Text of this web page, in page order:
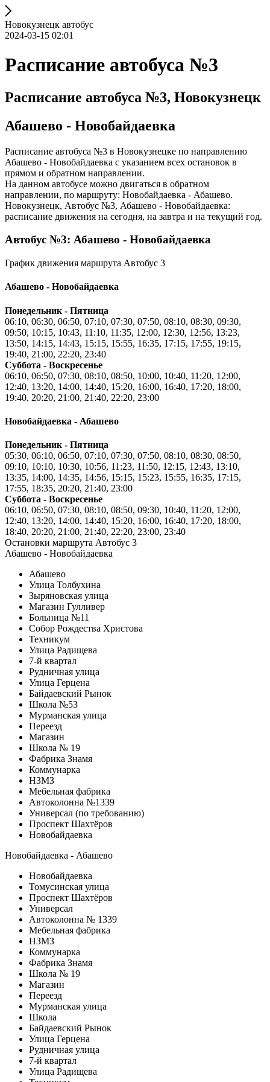
Новокузнецк автобус
2024-03-15 02:01
Расписание автобуса №3
Расписание автобуса №3, Новокузнецк
Абашево - Новобайдаевка
Расписание автобуса №3 в Новокузнецке по направлению
Абашево - Новобайдаевка с указанием всех остановок в
прямом и обратном направлении.
На данном автобусе можно двигаться в обратном
направлении, по маршруту: Новобайдаевка - Абашево.
Новокузнецк, Автобус №3, Абашево - Новобайдаевка:
расписание движения на сегодня, на завтра и на текущий год.
Автобус №3: Абашево - Новобайдаевка
График движения маршрута Автобус 3
Абашево - Новобайдаевка
Понедельник - Пятница
06:10, 06:30, 06:50, 07:10, 07:30, 07:50, 08:10, 08:30, 09:30,
09:50, 10:15, 10:43, 11:10, 11:35, 12:00, 12:30, 12:56, 13:23,
13:50, 14:15, 14:43, 15:15, 15:55, 16:35, 17:15, 17:55, 19:15,
19:40, 21:00, 22:20, 23:40
Суббота - Воскресенье
06:10, 06:50, 07:30, 08:10, 08:50, 10:00, 10:40, 11:20, 12:00,
12:40, 13:20, 14:00, 14:40, 15:20, 16:00, 16:40, 17:20, 18:00,
19:40, 20:20, 21:00, 21:40, 22:20, 23:00
Новобайдаевка - Абашево
Понедельник - Пятница
05:30, 06:10, 06:50, 07:10, 07:30, 07:50, 08:10, 08:30, 08:50,
09:10, 10:10, 10:30, 10:56, 11:23, 11:50, 12:15, 12:43, 13:10,
13:35, 14:00, 14:35, 14:56, 15:15, 15:23, 15:55, 16:35, 17:15,
17:55, 18:35, 20:20, 21:40, 23:00
Суббота - Воскресенье
06:10, 06:50, 07:30, 08:10, 08:50, 09:30, 10:40, 11:20, 12:00,
12:40, 13:20, 14:00, 14:40, 15:20, 16:00, 16:40, 17:20, 18:00,
18:40, 20:20, 21:00, 21:40, 22:20, 23:00, 23:40
Остановки маршрута Автобус 3
Абашево - Новобайдаевка
Абашево
Улица Толбухина
Зыряновская улица
Магазин Гулливер
Больница №11
Собор Рождества Христова
Техникум
Улица Радищева
7-й квартал
Рудничная улица
Улица Герцена
Байдаевский Рынок
Школа №53
Мурманская улица
Переезд
Магазин
Школа № 19
Фабрика Знамя
Коммунарка
НЗМЗ
Мебельная фабрика
Автоколонна №1339
Универсал (по требованию)
Проспект Шахтёров
Новобайдаевка
Новобайдаевка - Абашево
Новобайдаевка
Томусинская улица
Проспект Шахтёров
Универсал
Автоколонна № 1339
Мебельная фабрика
НЗМЗ
Коммунарка
Фабрика Знамя
Школа № 19
Магазин
Переезд
Мурманская улица
Школа
Байдаевский Рынок
Улица Герцена
Рудничная улица
7-й квартал
Улица Радищева